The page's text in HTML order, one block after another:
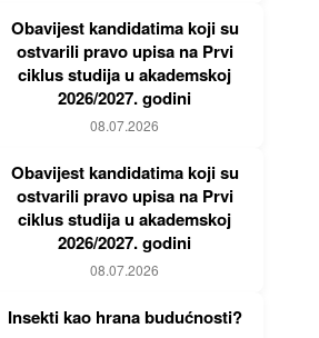
Obavijest kandidatima koji su
ostvarili pravo upisa na Prvi
ciklus studija u akademskoj
2026/2027. godini
08.07.2026
Obavijest kandidatima koji su
ostvarili pravo upisa na Prvi
ciklus studija u akademskoj
2026/2027. godini
08.07.2026
Insekti kao hrana budućnosti?